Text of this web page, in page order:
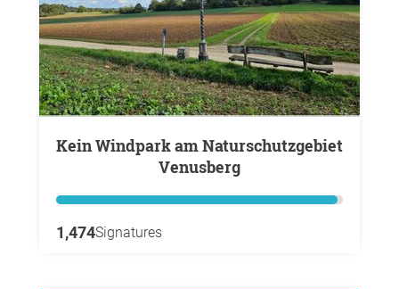
Kein Windpark am Naturschutzgebiet
Venusberg
1,474Signatures